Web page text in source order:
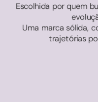
Escolhida por quem
Uma marca sólida,
trajetórias